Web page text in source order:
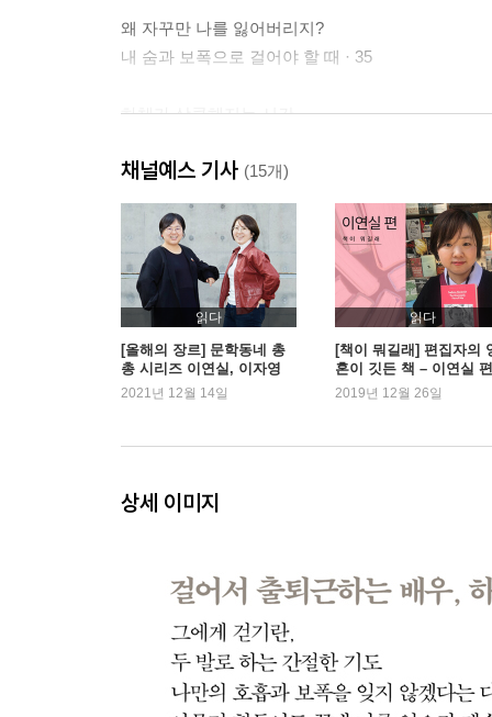
왜 자꾸만 나를 잃어버리지?
내 숨과 보폭으로 걸어야 할 때 · 35
하체가 상큼해지는 시간
내 인생의 마지막 4박 6일
걷는 사람들의 천국, 하와이 · 48
휴식은 가만히 누워 있는 게 아니야
하와이에서 도망치고 싶었던 어떤 날 · 56
‘생보’와 ‘제뛰’를 사수하라
참 쉬운 하루 3만 보 걷기 교실 · 61
하와이 걷기 코스
제2의 집 · 92
채널예스 기사 (15개)
읽다
[올해의 장르] 문학동네 총
총 시리즈 이연실, 이자영
편집자
2021년 12월 14일
읽다
[책이 뭐길래] 편집자의
혼이 깃든 책 – 이연실 편
2019년 12월 26일
상세 이미지